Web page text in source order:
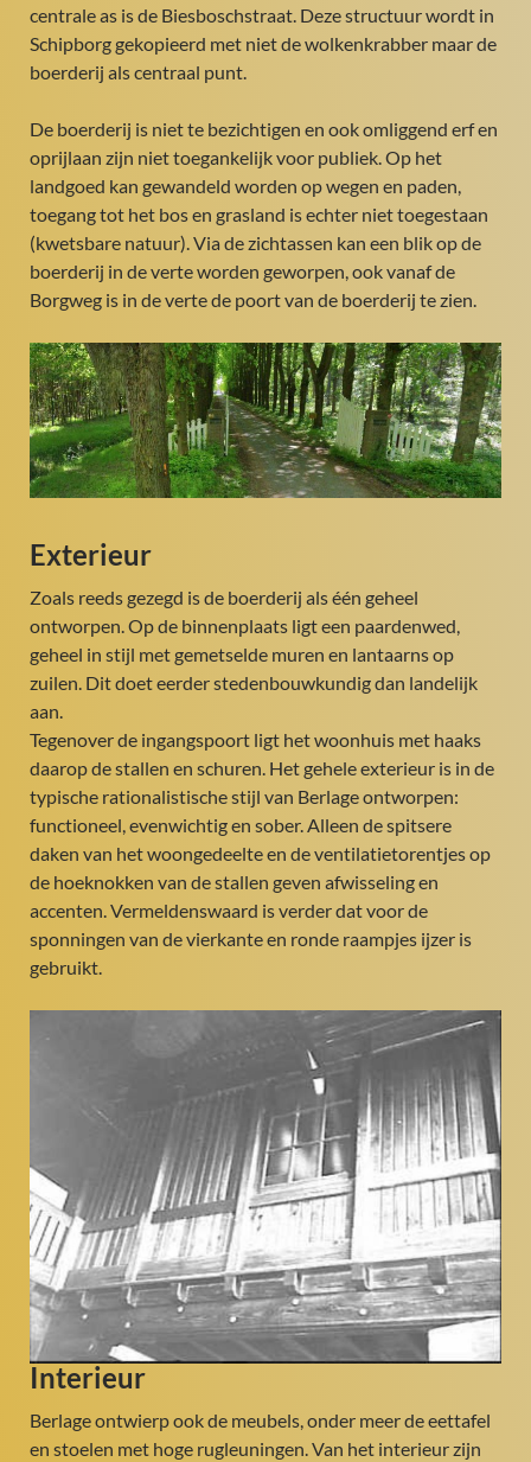
centrale as is de Biesboschstraat. Deze structuur wordt in
Schipborg gekopieerd met niet de wolkenkrabber maar de
boerderij als centraal punt.
De boerderij is niet te bezichtigen en ook omliggend erf en
oprijlaan zijn niet toegankelijk voor publiek. Op het
landgoed kan gewandeld worden op wegen en paden,
toegang tot het bos en grasland is echter niet toegestaan
(kwetsbare natuur). Via de zichtassen kan een blik op de
boerderij in de verte worden geworpen, ook vanaf de
Borgweg is in de verte de poort van de boerderij te zien.
Exterieur
Zoals reeds gezegd is de boerderij als één geheel
ontworpen. Op de binnenplaats ligt een paardenwed,
geheel in stijl met gemetselde muren en lantaarns op
zuilen. Dit doet eerder stedenbouwkundig dan landelijk
aan.
Tegenover de ingangspoort ligt het woonhuis met haaks
daarop de stallen en schuren. Het gehele exterieur is in de
typische rationalistische stijl van Berlage ontworpen:
functioneel, evenwichtig en sober. Alleen de spitsere
daken van het woongedeelte en de ventilatietorentjes op
de hoeknokken van de stallen geven afwisseling en
accenten. Vermeldenswaard is verder dat voor de
sponningen van de vierkante en ronde raampjes ijzer is
gebruikt.
Interieur
Berlage ontwierp ook de meubels, onder meer de eettafel
en stoelen met hoge rugleuningen. Van het interieur zijn